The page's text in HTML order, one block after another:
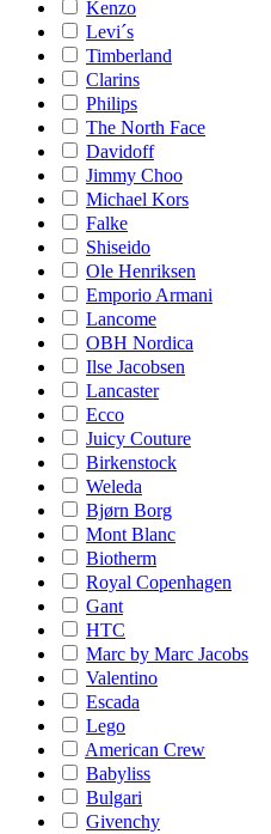
Kenzo
Levi´s
Timberland
Clarins
Philips
The North Face
Davidoff
Jimmy Choo
Michael Kors
Falke
Shiseido
Ole Henriksen
Emporio Armani
Lancome
OBH Nordica
Ilse Jacobsen
Lancaster
Ecco
Juicy Couture
Birkenstock
Weleda
Bjørn Borg
Mont Blanc
Biotherm
Royal Copenhagen
Gant
HTC
Marc by Marc Jacobs
Valentino
Escada
Lego
American Crew
Babyliss
Bulgari
Givenchy